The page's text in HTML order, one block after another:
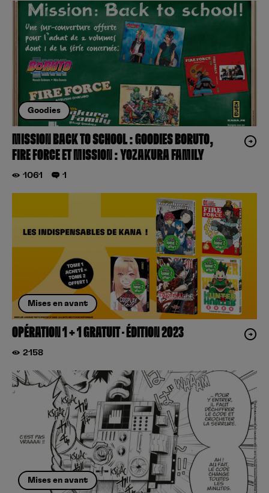
Goodies
MISSION BACK TO SCHOOL : GOODIES BORUTO,
FIRE FORCE ET MISSION : YOZAKURA FAMILY
1061 1
Mises en avant
OPÉRATION 1 + 1 GRATUIT – ÉDITION 2023
2158
Mises en avant